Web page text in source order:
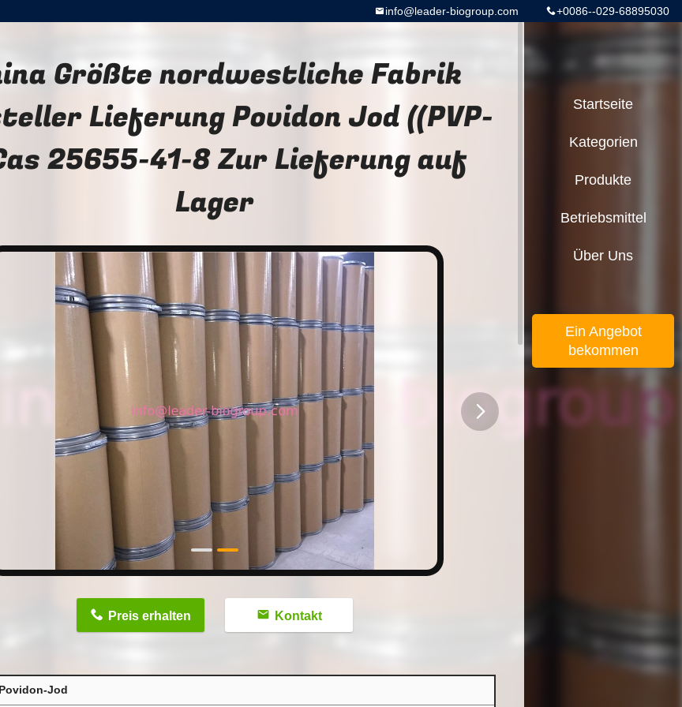
+0086--029-68895030
info@leader-biogroup.com
Größte nordwestliche Fabrik
Lieferung Povidon Jod ((PVP-
25655-41-8 Zur Lieferung auf
Lager
Preis erhalten Kontakt
Povidon-Jod
Startseite
Kategorien
Produkte
Betriebsmittel
Über Uns
Ein Angebot
bekommen